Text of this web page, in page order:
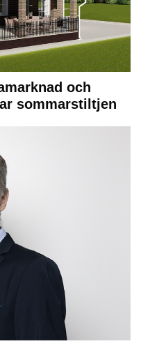
och
sommarstiltjen